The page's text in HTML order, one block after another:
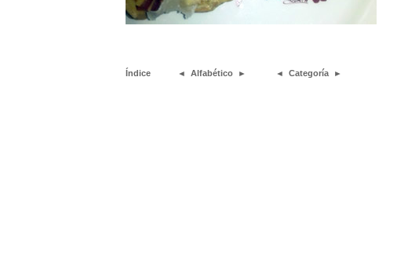
Índice ◄ Alfabético ► ◄ Categoría ►